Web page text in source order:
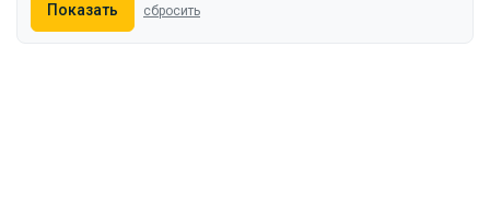
Показать сбросить